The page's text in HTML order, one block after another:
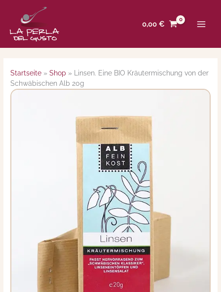
springen
0,00€
Startseite »Shop » Linsen. Eine BIO Kräutermischung von der
Schwäbischen Alb 20g